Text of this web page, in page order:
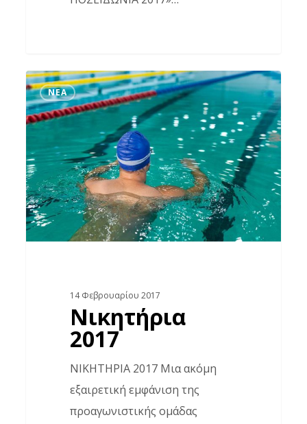
Νικητήρια
2017
ΝΈΑ
14 Φεβρουαρίου 2017
Νικητήρια
2017
ΝΙΚΗΤΗΡΙΑ 2017 Μια ακόμη
εξαιρετική εμφάνιση της
προαγωνιστικής ομάδας